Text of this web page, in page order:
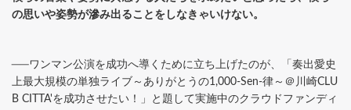
の思いや姿勢が滲み出ることをしなきゃいけない。
──ワンマン公演を成功へ導くために立ち上げたのが、「奏出愛史
上最大規模の単独ライブ～ありがとうの1,000-Sen-律～＠川崎CLU
B CITTA'を成功させたい！」と題して実施中のクラウドファンディ